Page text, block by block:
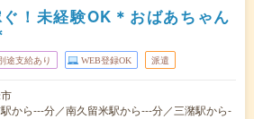
！未経験OK＊おばあちゃん
途支給あり WEB登録OK 派遣
から---分／南久留米駅から---分／三潴駅から-